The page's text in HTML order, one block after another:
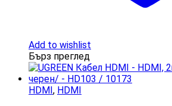
Add to wishlist
Бърз преглед
HDMI , HDMI